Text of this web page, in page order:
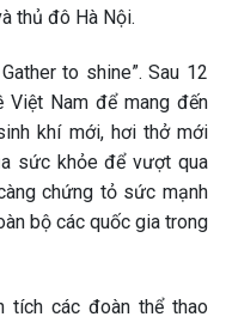
thủ đô Hà Nội.
to shine”. Sau 12
Nam để mang đến
khí mới, hơi thở mới
sức khỏe để vượt qua
chứng tỏ sức mạnh
bộ các quốc gia trong
tích các đoàn thể thao